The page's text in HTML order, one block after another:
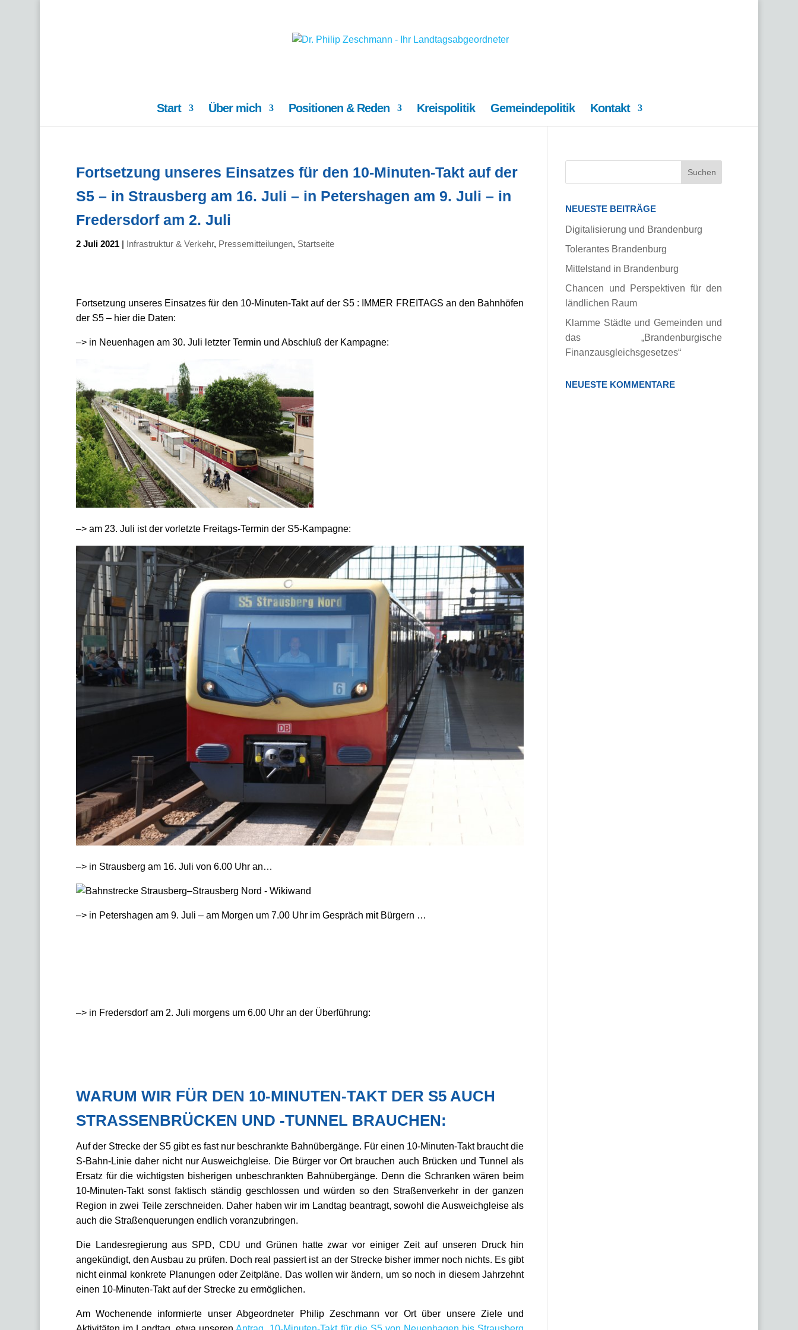
Start Über mich Positionen & Reden Kreispolitik Gemeindepolitik Kontakt
Fortsetzung unseres Einsatzes für den 10-Minuten-Takt auf der
S5 – in Strausberg am 16. Juli – in Petershagen am 9. Juli – in
Fredersdorf am 2. Juli
2 Juli 2021| Infrastruktur & Verkehr, Pressemitteilungen, Startseite
Fortsetzung unseres Einsatzes für den 10-Minuten-Takt auf der S5 : IMMER FREITAGS an den Bahnhöfen
der S5 – hier die Daten:
–> in Neuenhagen am 30. Juli letzter Termin und Abschluß der Kampagne:
–> am 23. Juli ist der vorletzte Freitags-Termin der S5-Kampagne:
–> in Strausberg am 16. Juli von 6.00 Uhr an…
–> in Petershagen am 9. Juli – am Morgen um 7.00 Uhr im Gespräch mit Bürgern …
–> in Fredersdorf am 2. Juli morgens um 6.00 Uhr an der Überführung:
WARUM WIR FÜR DEN 10-MINUTEN-TAKT DER S5 AUCH
STRASSENBRÜCKEN UND -TUNNEL BRAUCHEN:
Auf der Strecke der S5 gibt es fast nur beschrankte Bahnübergänge. Für einen 10-Minuten-Takt braucht die
S-Bahn-Linie daher nicht nur Ausweichgleise. Die Bürger vor Ort brauchen auch Brücken und Tunnel als
Ersatz für die wichtigsten bisherigen unbeschrankten Bahnübergänge. Denn die Schranken wären beim
10-Minuten-Takt sonst faktisch ständig geschlossen und würden so den Straßenverkehr in der ganzen
Region in zwei Teile zerschneiden. Daher haben wir im Landtag beantragt, sowohl die Ausweichgleise als
auch die Straßenquerungen endlich voranzubringen.
Die Landesregierung aus SPD, CDU und Grünen hatte zwar vor einiger Zeit auf unseren Druck hin
angekündigt, den Ausbau zu prüfen. Doch real passiert ist an der Strecke bisher immer noch nichts. Es gibt
nicht einmal konkrete Planungen oder Zeitpläne. Das wollen wir ändern, um so noch in diesem Jahrzehnt
einen 10-Minuten-Takt auf der Strecke zu ermöglichen.
Am Wochenende informierte unser Abgeordneter Philip Zeschmann vor Ort über unsere Ziele und
NEUESTE BEITRÄGE
Digitalisierung und Brandenburg
Tolerantes Brandenburg
Mittelstand in Brandenburg
Chancen und Perspektiven für den
ländlichen Raum
Klamme Städte und Gemeinden und
das „Brandenburgische
Finanzausgleichsgesetzes“
NEUESTE KOMMENTARE